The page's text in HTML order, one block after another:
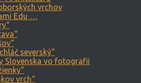
vrchov
Edu …
severský“
Slovenska vo fotografii
vrch“